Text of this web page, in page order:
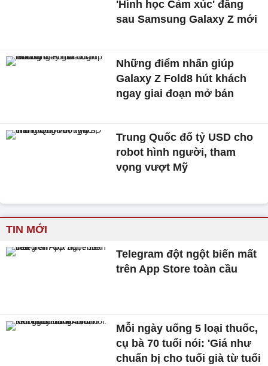
'Hình học Cảm xúc' đằng
sau Samsung Galaxy Z mới
Những điểm nhấn giúp
Galaxy Z Fold8 hút khách
ngay giai đoạn mở bán
Trung Quốc đổ tỷ USD cho
robot hình người, tham
vọng vượt Mỹ
TIN MỚI
Telegram đột ngột biến mất
trên App Store toàn cầu
Mỗi ngày uống 5 loại thuốc,
cụ bà 70 tuổi nói: 'Giá như
chuẩn bị cho tuổi già từ tuổi